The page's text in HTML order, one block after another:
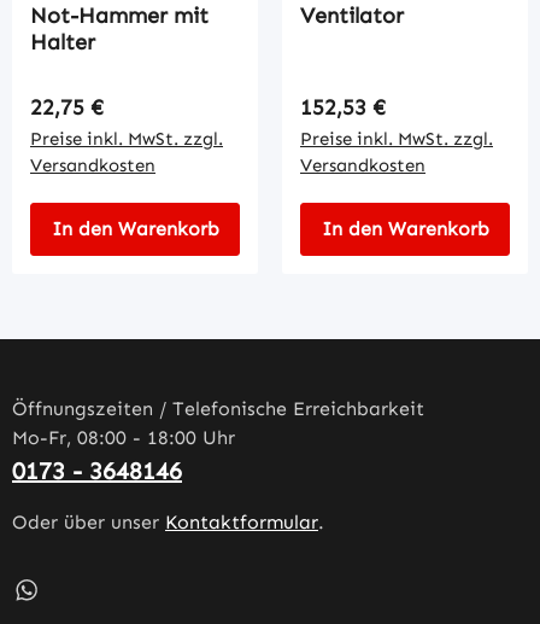
Not-Hammer mit
Halter
Regulärer Preis:
22,75 €
Preise inkl. MwSt. zzgl.
Versandkosten
In den Warenkorb
Ventilator
Regulärer Preis:
152,53 €
Preise inkl. MwSt. zzgl.
Versandkosten
In den Warenkorb
Öffnungszeiten / Telefonische Erreichbarkeit
Mo-Fr, 08:00 - 18:00 Uhr
0173 - 3648146
Oder über unser Kontaktformular.
Schreib uns auf WhatsApp – öffnet in neuem Tab